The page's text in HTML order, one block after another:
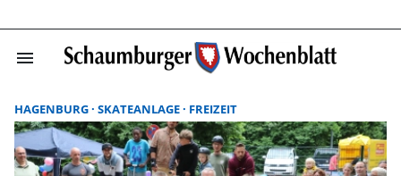
menu
HAGENBURG SKATEANLAGE FREIZEIT